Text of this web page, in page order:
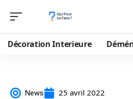
Décoration Interieure
News 25 avril 2022